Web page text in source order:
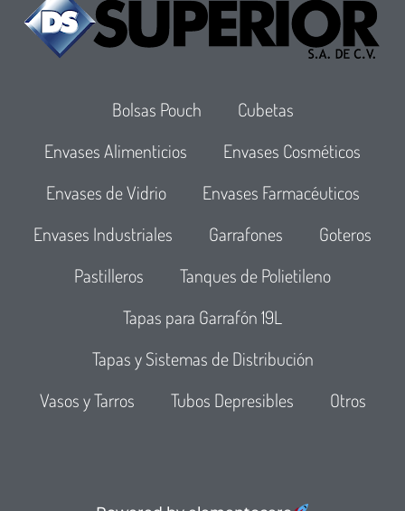
Bolsas Pouch
Cubetas
Envases Alimenticios
Envases Cosméticos
Envases de Vidrio
Envases Farmacéuticos
Envases Industriales
Garrafones
Goteros
Pastilleros
Tanques de Polietileno
Tapas para Garrafón 19L
Tapas y Sistemas de Distribución
Vasos y Tarros
Tubos Depresibles Otros